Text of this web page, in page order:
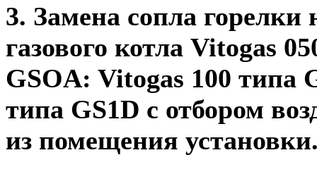
3. Замена сопла горелки
газового котла Vitogas
GSOA: Vitogas 100 типа
типа GS1D с отбором
из помещения